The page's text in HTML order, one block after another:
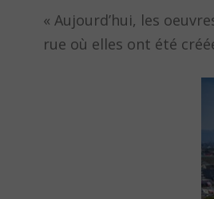
« Aujourd’hui, les
rue où elles ont été